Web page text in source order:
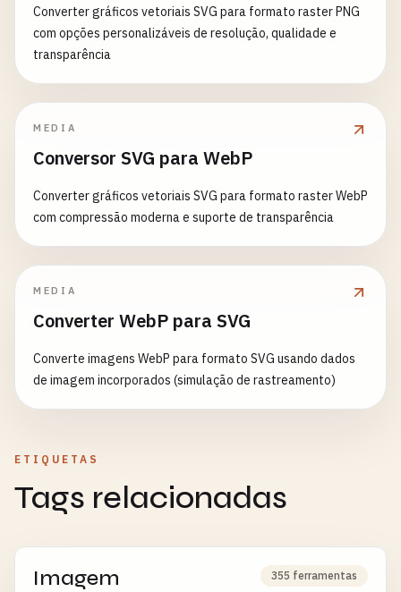
Converter gráficos vetoriais SVG para formato raster PNG
com opções personalizáveis de resolução, qualidade e
transparência
MEDIA
Conversor SVG para WebP
Converter gráficos vetoriais SVG para formato raster WebP
com compressão moderna e suporte de transparência
MEDIA
Converter WebP para SVG
Converte imagens WebP para formato SVG usando dados
de imagem incorporados (simulação de rastreamento)
ETIQUETAS
Tags relacionadas
Imagem 355 ferramentas